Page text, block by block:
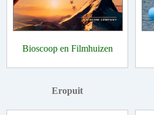
Bioscoop en Filmhuizen
Eropuit